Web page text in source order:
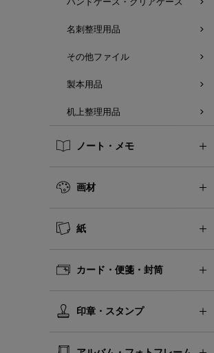
名刺整理用品
その他ファイル
製本用品
机上整理用品
ノート・メモ
画材
紙
カード・便箋・封筒
印章・スタンプ